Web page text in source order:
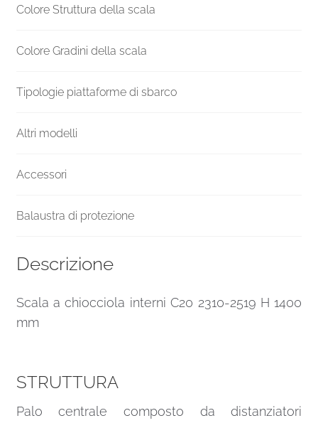
quantità
Colore Struttura della scala
Colore Gradini della scala
Tipologie piattaforme di sbarco
Altri modelli
Accessori
Balaustra di protezione
Descrizione
Scala a chiocciola interni C20 2310-2519 H 1400
mm
STRUTTURA
Palo centrale composto da distanziatori